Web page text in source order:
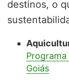
destinos, o
Goiás